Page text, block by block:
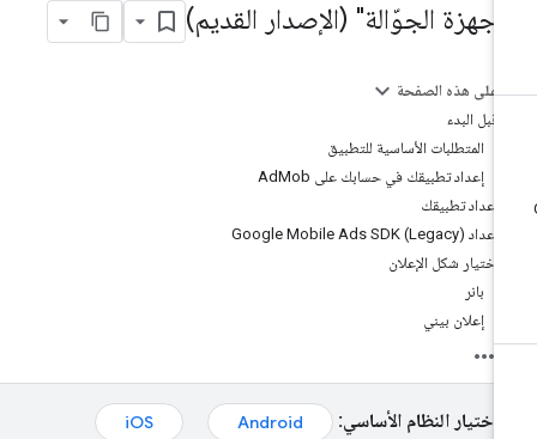
الجوّالة" (الإصدار القديم)
على هذه الصفحة
قبل البدء
المتطلبات الأساسية للتطبيق
إعداد تطبيقك في حسابك على AdMob
إعداد تطبيقك
اختيار شكل الإعلان
إعلان بيني
اختيار النظام الأساسي: Android
iOS